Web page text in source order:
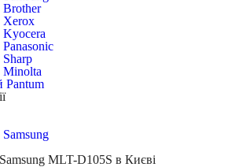
Brother
Xerox
Kyocera
Sharp
Minolta
Pantum
MLT-D105S в Києві